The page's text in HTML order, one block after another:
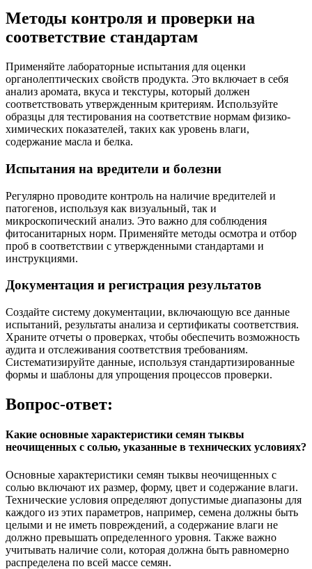
Методы контроля и проверки на
соответствие стандартам
Применяйте лабораторные испытания для оценки
органолептических свойств продукта. Это включает в себя
анализ аромата, вкуса и текстуры, который должен
соответствовать утвержденным критериям. Используйте
образцы для тестирования на соответствие нормам физико-
химических показателей, таких как уровень влаги,
содержание масла и белка.
Испытания на вредители и болезни
Регулярно проводите контроль на наличие вредителей и
патогенов, используя как визуальный, так и
микроскопический анализ. Это важно для соблюдения
фитосанитарных норм. Применяйте методы осмотра и отбор
проб в соответствии с утвержденными стандартами и
инструкциями.
Документация и регистрация результатов
Создайте систему документации, включающую все данные
испытаний, результаты анализа и сертификаты соответствия.
Храните отчеты о проверках, чтобы обеспечить возможность
аудита и отслеживания соответствия требованиям.
Систематизируйте данные, используя стандартизированные
формы и шаблоны для упрощения процессов проверки.
Вопрос-ответ:
Какие основные характеристики семян тыквы
неочищенных с солью, указанные в технических условиях?
Основные характеристики семян тыквы неочищенных с
солью включают их размер, форму, цвет и содержание влаги.
Технические условия определяют допустимые диапазоны для
каждого из этих параметров, например, семена должны быть
целыми и не иметь повреждений, а содержание влаги не
должно превышать определенного уровня. Также важно
учитывать наличие соли, которая должна быть равномерно
распределена по всей массе семян.